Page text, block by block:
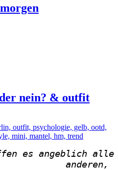
nein? & outfit
es angeblich alle
anderen,